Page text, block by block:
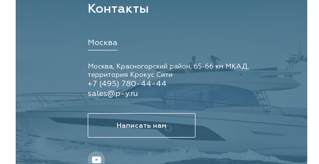
Контакты
Москва
Москва, Красногорский район, 65-66 км МКАД,
территория Крокус Сити
+7 (495) 780-44-44
sales@p-y.ru
Написать нам